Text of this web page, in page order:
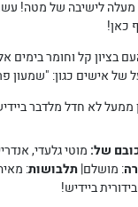
כאן!
בציון קל וחומר בימים
אישים כגון: "שמעון
ממעל לא חדל מלדבר
של: מוטי גלעדי,
: מושלם|תלבושות: